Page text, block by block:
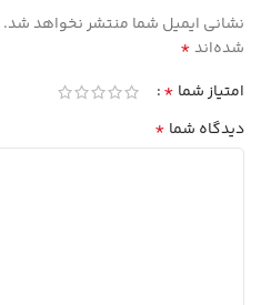
نشانی ایمیل شما منتشر نخواهد شد.
شده‌اند*
امتیاز شما *
دیدگاه شما *